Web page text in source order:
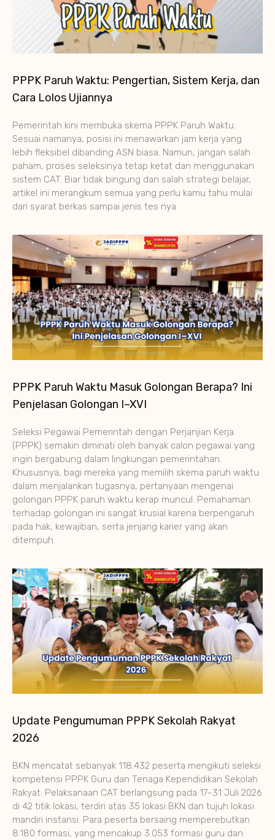
PPPK Paruh Waktu: Pengertian, Sistem Kerja, dan
Cara Lolos Ujiannya
Pemerintah kini membuka skema PPPK Paruh Waktu.
Sesuai namanya, posisi ini menawarkan jam kerja yang
lebih fleksibel dibanding ASN biasa. Namun, jangan salah
paham, proses seleksinya tetap ketat dan menggunakan
sistem CAT. Biar tidak bingung dan salah strategi belajar,
artikel ini merangkum semua yang perlu kamu tahu mulai
dari syarat berkas sampai jenis tes nya
PPPK Paruh Waktu Masuk Golongan Berapa? Ini
Penjelasan Golongan I–XVI
Seleksi Pegawai Pemerintah dengan Perjanjian Kerja
(PPPK) semakin diminati oleh banyak calon pegawai yang
ingin bergabung dalam lingkungan pemerintahan.
Khususnya, bagi mereka yang memilih skema paruh waktu
dalam menjalankan tugasnya, pertanyaan mengenai
golongan PPPK paruh waktu kerap muncul. Pemahaman
terhadap golongan ini sangat krusial karena berpengaruh
pada hak, kewajiban, serta jenjang karier yang akan
ditempuh
Update Pengumuman PPPK Sekolah Rakyat
2026
BKN mencatat sebanyak 118.432 peserta mengikuti seleksi
kompetensi PPPK Guru dan Tenaga Kependidikan Sekolah
Rakyat. Pelaksanaan CAT berlangsung pada 17–31 Juli 2026
di 42 titik lokasi, terdiri atas 35 lokasi BKN dan tujuh lokasi
mandiri instansi. Para peserta bersaing memperebutkan
8.180 formasi, yang mencakup 3.053 formasi guru dan